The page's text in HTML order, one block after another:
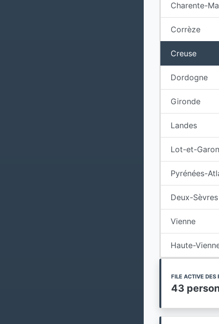
Charente-
Corrèze
Creuse
Dordogne
Gironde
Landes
Lot-et-
Pyrénées-
Deux-Sèvres
Vienne
Haute-
FILE ACTIVE DES
43